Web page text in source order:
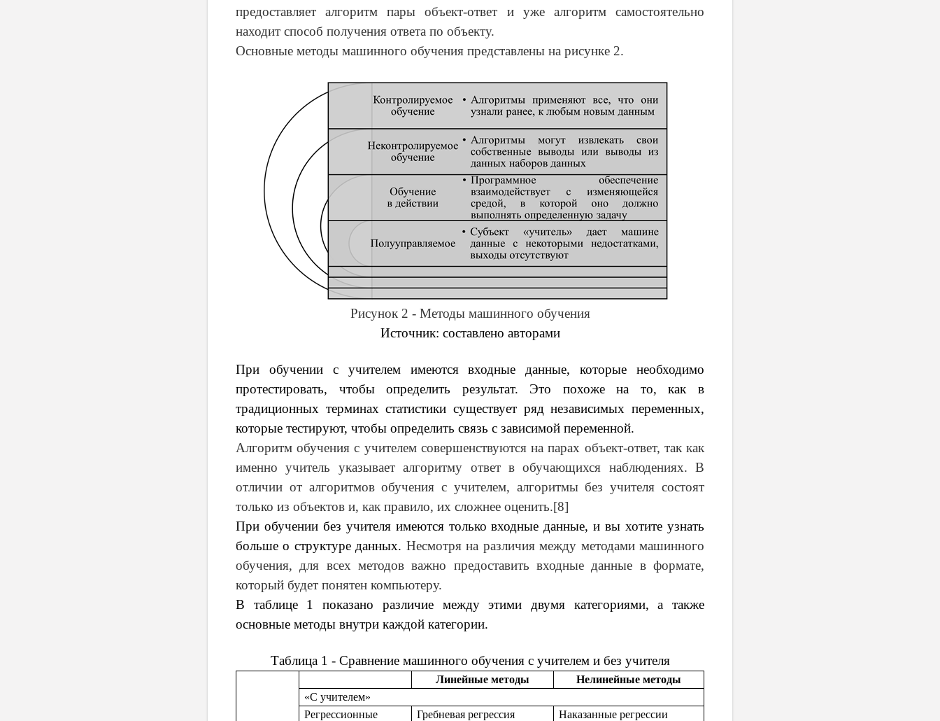
предоставляет алгоритм пары объект-ответ и уже алгоритм самостоятельно
находит способ получения ответа по объекту.
Основные методы машинного обучения представлены на рисунке 2.
Рисунок 2 - Методы машинного обучения
Источник: составлено авторами
При обучении с учителем имеются входные данные, которые необходимо
протестировать, чтобы определить результат. Это похоже на то, как в
традиционных терминах статистики существует ряд независимых переменных,
которые тестируют, чтобы определить связь с зависимой переменной.
Алгоритм обучения с учителем совершенствуются на парах объект-ответ, так как
именно учитель указывает алгоритму ответ в обучающихся наблюдениях. В
отличии от алгоритмов обучения с учителем, алгоритмы без учителя состоят
только из объектов и, как правило, их сложнее оценить.[8]
При обучении без учителя имеются только входные данные, и вы хотите узнать
больше о структуре данных. Несмотря на различия между методами машинного
обучения, для всех методов важно предоставить входные данные в формате,
который будет понятен компьютеру.
В таблице 1 показано различие между этими двумя категориями, а также
основные методы внутри каждой категории.
Таблица 1 - Сравнение машинного обучения с учителем и без учителя
Линейные методы
Нелинейные методы
«С учителем»
Регрессионные
Гребневая регрессия
Наказанные регрессии